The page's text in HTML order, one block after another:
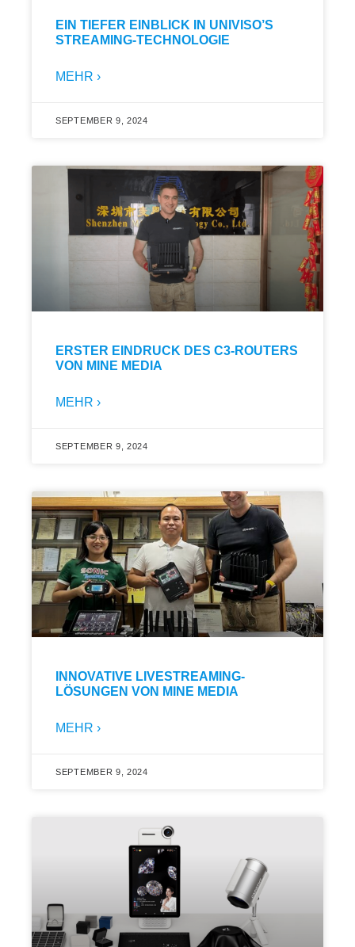
EIN TIEFER EINBLICK IN UNIVISO’S
STREAMING-TECHNOLOGIE
MEHR ›
SEPTEMBER 9, 2024
ERSTER EINDRUCK DES C3-ROUTERS
VON MINE MEDIA
MEHR ›
SEPTEMBER 9, 2024
INNOVATIVE LIVESTREAMING-
LÖSUNGEN VON MINE MEDIA
MEHR ›
SEPTEMBER 9, 2024